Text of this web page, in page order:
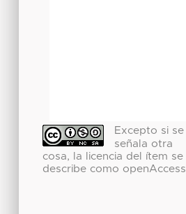
Excepto si se
señala otra
cosa, la licencia del ítem se
describe como openAccess